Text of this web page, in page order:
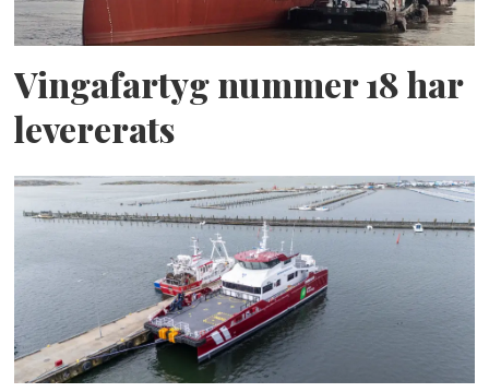
Vingafartyg nummer 18 har
levererats